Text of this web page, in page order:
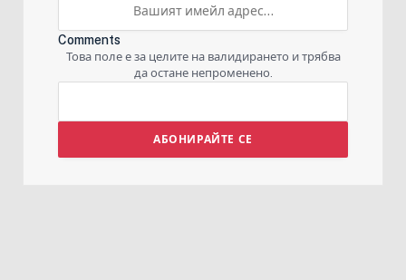
Comments
Това поле е за целите на валидирането и трябва
да остане непроменено.